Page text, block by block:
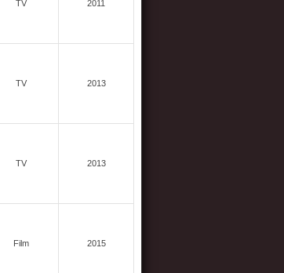
TV 2011
TV 2013
TV 2013
Film 2015